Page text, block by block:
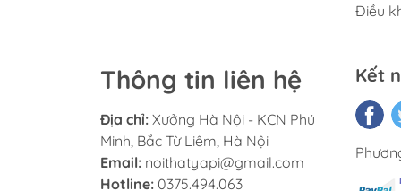
Sản phẩm được sản xuất từ gỗ công
Tay nắm kim loại được thiết kế tối giản,
LED
Điều
Thông tin liên hệ
Địa chỉ: Xưởng Hà Nội - KCN Phú
Minh, Bắc Từ Liêm, Hà Nội
Email: noithatyapi@gmail.com
Hotline: 0375.494.063
Kết